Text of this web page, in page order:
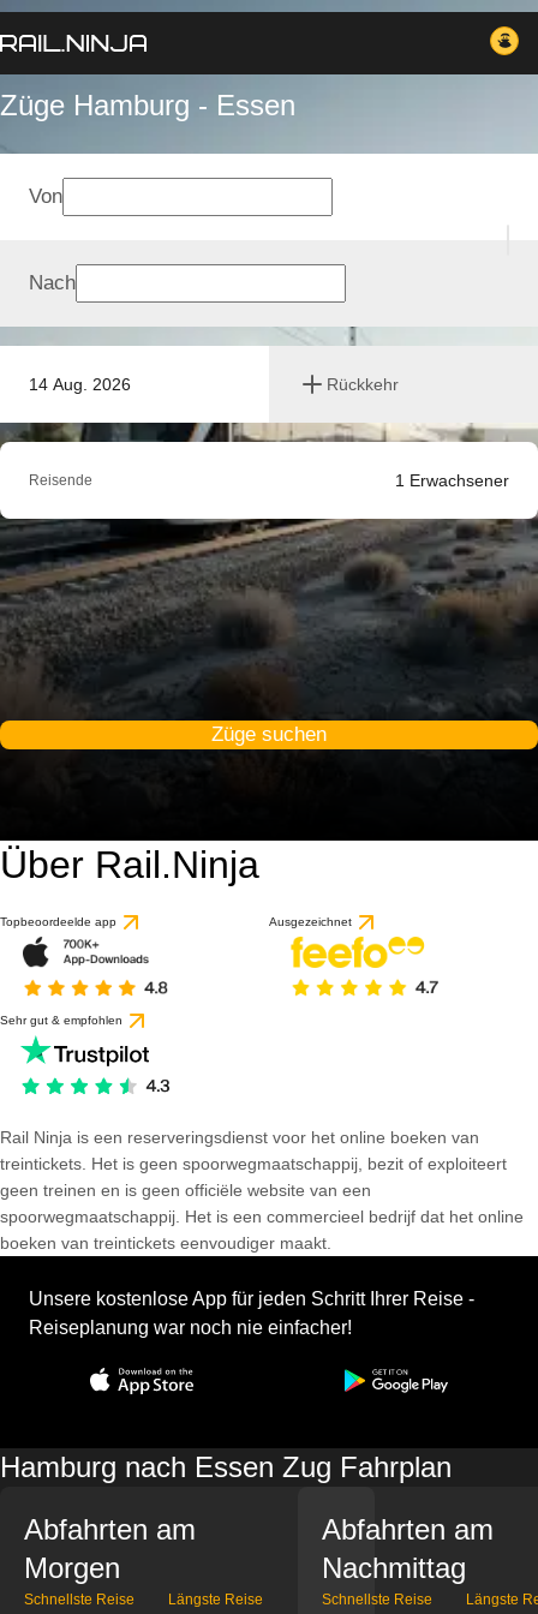
Züge Hamburg - Essen
14 Aug. 2026 Rückkehr
Von
Nach
Reisende 1 Erwachsener
Züge suchen
Über Rail.Ninja
Topbeoordeelde app Ausgezeichnet
Sehr gut & empfohlen
Rail Ninja is een reserveringsdienst voor het online boeken van
treintickets. Het is geen spoorwegmaatschappij, bezit of exploiteert
geen treinen en is geen officiële website van een
spoorwegmaatschappij. Het is een commercieel bedrijf dat het online
boeken van treintickets eenvoudiger maakt.
Unsere kostenlose App für jeden Schritt Ihrer Reise -
Reiseplanung war noch nie einfacher!
Hamburg nach Essen Zug Fahrplan
Abfahrten am
Morgen
Schnellste Reise Längste Reise
Abfahrten am
Nachmittag
Schnellste Reise Längste
basierend auf 1